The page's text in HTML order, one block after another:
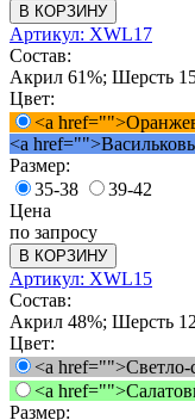
В КОРЗИНУ
Артикул: XWL17
Состав:
Акрил 61%; Шерсть
Цвет:
<a
<a
Размер:
35-38
39-42
Цена
по запросу
В КОРЗИНУ
Артикул: XWL15
Состав:
Акрил 48%; Шерсть
Цвет:
<a href="">Светло-
<a
Размер: